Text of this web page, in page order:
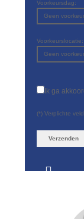
Voorkeursdag:
Voorkeurslocatie:
Ik ga
(*) Verplichte